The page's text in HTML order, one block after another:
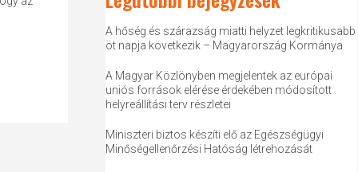
A hőség és szárazság miatti helyzet legkritikusabb
öt napja következik – Magyarország Kormánya
A Magyar Közlönyben megjelentek az európai
uniós források elérése érdekében módosított
helyreállítási terv részletei
Miniszteri biztos készíti elő az Egészségügyi
Minőségellenőrzési Hatóság létrehozását